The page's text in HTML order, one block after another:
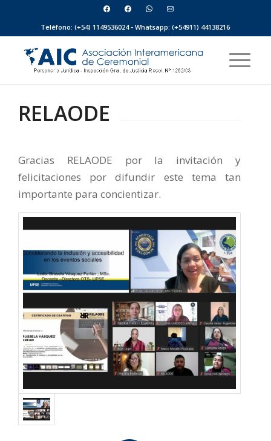
Teléfono: (+54) 1149536024 - Whatsapp: (+54911) 44138216
RELAODE
Gracias RELAODE por la invitación y
felicitaciones por difundir este tema tan
importante para concientizar.